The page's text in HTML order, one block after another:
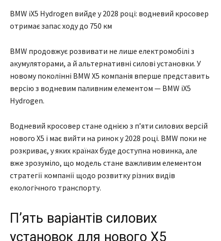
BMW iX5 Hydrogen вийде у 2028 році: водневий кросовер
отримає запас ходу до 750 км
BMW продовжує розвивати не лише електромобілі з
акумуляторами, а й альтернативні силові установки. У
новому поколінні BMW X5 компанія вперше представить
версію з водневим паливним елементом — BMW iX5
Hydrogen.
Водневий кросовер стане однією з п’яти силових версій
нового X5 і має вийти на ринок у 2028 році. BMW поки не
розкриває, у яких країнах буде доступна новинка, але
вже зрозуміло, що модель стане важливим елементом
стратегії компанії щодо розвитку різних видів
екологічного транспорту.
П’ять варіантів силових
установок для нового X5